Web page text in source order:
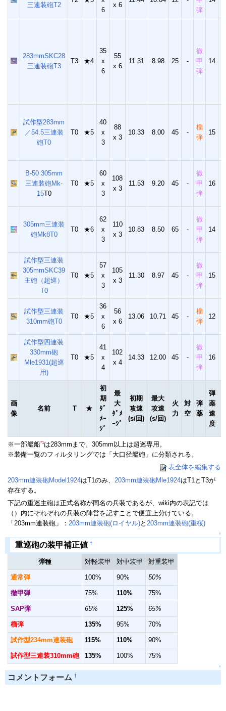
画
像
名前 T ★
初
期
ﾀﾞ
ﾒｰ
ｼﾞ
最
大
ﾀﾞﾒ
ｰｼﾞ
初期
攻速
(s/回)
最大
攻速
(s/回)
火
力
対
空
弾
薬
弾
薬
速
度
三連装砲T2
6
x 6
弾
283mmSKC28
三連装砲T3
T3 ★4
35
x
6
55
x 6
11.31 8.98 25 -
徹
甲
弾
14
試作型283mm
／54.5三連装
砲T0
T0 ★5
40
x
3
88
x 3
10.33 8.00 45 -
榴
弾
15
B-50 305mm
三連装砲Mk-
15T0
T0 ★5
60
x
3
108
x 3
11.53 9.20 45 -
徹
甲
弾
16
305mm三連装
砲Mk8T0
T0 ★6
62
x
3
110
x 3
10.83 8.50 65 -
徹
甲
弾
14
試作型三連装
305mmSKC39
主砲（超巡）
T0
T0 ★5
57
x
3
105
x 3
11.30 8.97 45 -
徹
甲
弾
15
試作型三連装
310mm砲T0
T0 ★5
36
x
6
56
x 6
13.06 10.71 45 -
榴
弾
12
試作型四連装
330mm砲
Mle1931(超巡
用)
T0 ★5
41
x
4
102
x 4
14.33 12.00 45 -
徹
甲
弾
16
※一部艦船*1は283mmまで。305mm以上は超巡専用。
※装備一覧のフィルタリングでは「大口径艦砲」に分類される。
表全体を編集する
203mm連装砲Model1924はT1のみ、 203mm連装砲Mle1924はT1とT3が
存在する。
下記の重巡主砲は正式名称が同名の兵装であるが、wiki内の表記では
（）内にそれぞれの兵装の陣営を記すことで便宜上分けている。
「203mm連装砲」： 203mm連装砲(ロイヤル)と 203mm連装砲(重桜)
↑
重巡砲の装甲補正値 †
弾種 対軽装甲 対中装甲 対重装甲
通常弾 100% 90% 50%
徹甲弾 75% 110% 75%
SAP弾 65% 125% 65%
榴弾 135% 95% 70%
試作型234mm連装砲 115% 110% 90%
試作型三連装310mm砲 135% 100% 75%
↑
コメントフォーム †